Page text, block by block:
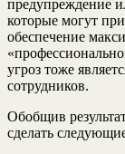
предупреждение
которые могут
обеспечение
угроз тоже
сотрудников.
Обобщив
сделать